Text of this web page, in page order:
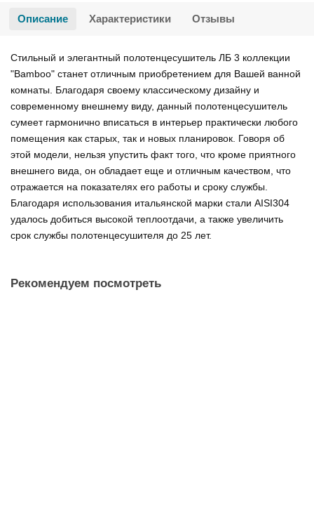
Описание Характеристики Отзывы
Стильный и элегантный полотенцесушитель ЛБ 3 коллекции
"Bamboo" станет отличным приобретением для Вашей ванной
комнаты. Благодаря своему классическому дизайну и
современному внешнему виду, данный полотенцесушитель
сумеет гармонично вписаться в интерьер практически любого
помещения как старых, так и новых планировок. Говоря об
этой модели, нельзя упустить факт того, что кроме приятного
внешнего вида, он обладает еще и отличным качеством, что
отражается на показателях его работы и сроку службы.
Благодаря использования итальянской марки стали AISI304
удалось добиться высокой теплоотдачи, а также увеличить
срок службы полотенцесушителя до 25 лет.
Рекомендуем посмотреть